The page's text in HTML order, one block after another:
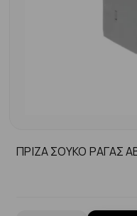
ΠΡΙΖΑ ΣΟΥΚΟ ΡΑΓΑΣ